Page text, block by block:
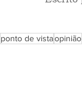
ponto de vistaopinião